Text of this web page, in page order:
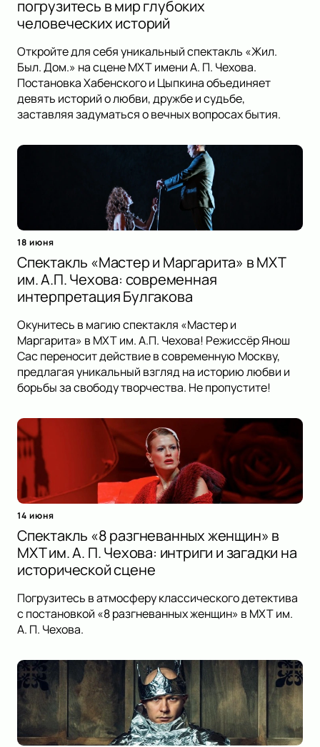
погрузитесь в мир глубоких
человеческих историй
Откройте для себя уникальный спектакль «Жил.
Был. Дом.» на сцене МХТ имени А. П. Чехова.
Постановка Хабенского и Цыпкина объединяет
девять историй о любви, дружбе и судьбе,
заставляя задуматься о вечных вопросах бытия.
18 июня
Спектакль «Мастер и Маргарита» в МХТ
им. А.П. Чехова: современная
интерпретация Булгакова
Окунитесь в магию спектакля «Мастер и
Маргарита» в МХТ им. А.П. Чехова! Режиссёр Янош
Сас переносит действие в современную Москву,
предлагая уникальный взгляд на историю любви и
борьбы за свободу творчества. Не пропустите!
14 июня
Спектакль «8 разгневанных женщин» в
МХТ им. А. П. Чехова: интриги и загадки на
исторической сцене
Погрузитесь в атмосферу классического детектива
с постановкой «8 разгневанных женщин» в МХТ им.
А. П. Чехова.